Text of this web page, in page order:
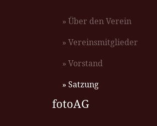
» Über den Verein
» Vereinsmitglieder
» Vorstand
» Satzung
fotoAG